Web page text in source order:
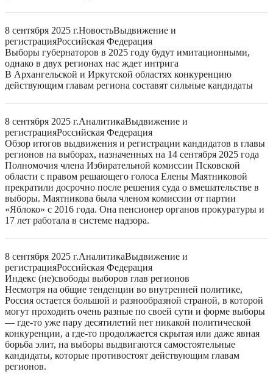
8 сентября 2025 г.НовостьВыдвижение и
регистрацияРоссийская Федерация
Выборы губернаторов в 2025 году будут имитационными,
однако в двух регионах нас ждет интрига
В Архангельской и Иркутской областях конкуренцию
действующим главам региона составят сильные кандидаты
8 сентября 2025 г.АналитикаВыдвижение и
регистрацияРоссийская Федерация
Обзор итогов выдвижения и регистрации кандидатов в главы
регионов на выборах, назначенных на 14 сентября 2025 года
Полномочия члена Избирательной комиссии Псковской
области с правом решающего голоса Елены Маятниковой
прекратили досрочно после решения суда о вмешательстве в
выборы. Маятникова была членом комиссии от партии
«Яблоко» с 2016 года. Она пенсионер органов прокуратуры и
17 лет работала в системе надзора.
8 сентября 2025 г.АналитикаВыдвижение и
регистрацияРоссийская Федерация
Индекс (не)свободы выборов глав регионов
Несмотря на общие тенденции во внутренней политике,
Россия остается большой и разнообразной страной, в которой
могут проходить очень разные по своей сути и форме выборы
— где-то уже пару десятилетий нет никакой политической
конкуренции, а где-то продолжается скрытая или даже явная
борьба элит, на выборы выдвигаются самостоятельные
кандидаты, которые противостоят действующим главам
регионов.